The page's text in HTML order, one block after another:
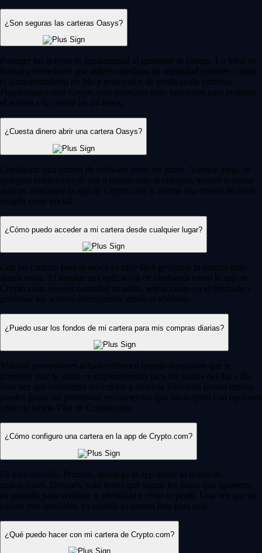
¿Son seguras las carteras Oasys?
Proteger tus activos es fundamental al gestionar tu cartera. Lo ideal es
buscar proveedores que utilicen medidas de seguridad potentes, como
el almacenamiento en frío y protocolos de verificación estrictos.
Plataformas como Crypto.com priorizan estas funciones para proteger
el acceso a tu cuenta las 24 horas.
¿Cuesta dinero abrir una cartera Oasys?
Configurar una cartera de software suele ser gratis. Aunque luego se
apliquen comisiones de red o transacción al comprar, vender o enviar
activos, descargar la app de Crypto.com y abrirse una cuenta no tiene
ningún coste inicial.
¿Cómo puedo acceder a mi cartera desde cualquier lugar?
Con las carteras para el móvil es muy fácil gestionar tu cartera estés
donde estés. Al instalar una aplicación de confianza como la app de
Crypto.com, puedes consultar tu saldo, seguir cómo va el mercado y
gestionar tus activos directamente desde el teléfono.
¿Puedo usar los fondos de mi cartera para mis compras diarias?
Muchos proveedores actuales ofrecen tarjetas integradas que te
permiten usar tu saldo en criptomonedas para tus gastos del día a día.
Una vez que conviertes tus criptos a moneda fiduciaria (como euros),
puedes pagar sin problemas en comercios que las acepten con opciones
como la tarjeta Visa de Crypto.com.
¿Cómo configuro una cartera en la app de Crypto.com?
Es muy sencillo. Primero, descarga la app desde tu tienda de
aplicaciones. Después, solo tienes que seguir los pasos que aparecen
en pantalla para verificar tu identidad y crear tu perfil. Una vez que tu
cuenta esté aprobada, ya tendrás tu cartera lista para usar.
¿Qué puedo hacer con mi cartera de Crypto.com?